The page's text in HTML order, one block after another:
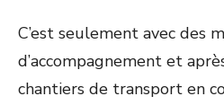
C’est seulement avec des
d’accompagnement et
chantiers de transport en